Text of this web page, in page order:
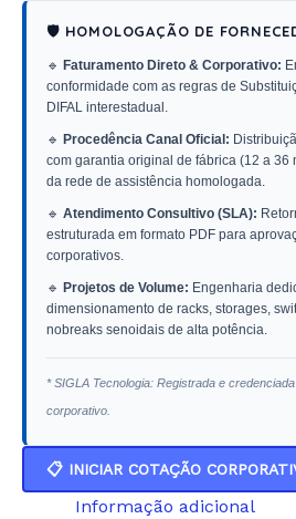
🛡️ HOMOLOGAÇÃO DE
🔹 Faturamento Direto & Corporativo:
conformidade com as regras de
DIFAL interestadual.
🔹 Procedência Canal Oficial:
com garantia original de fábrica (12 a 36
da rede de assistência homologada.
🔹 Atendimento Consultivo (SLA):
estruturada em formato PDF para
corporativos.
🔹 Projetos de Volume: Engenharia
dimensionamento de racks, storages,
nobreaks senoidais de alta potência.
* SIGLA Tecnologia: Registrada e
corporativo.
📋 INICIAR COTAÇÃO
Informação adicional